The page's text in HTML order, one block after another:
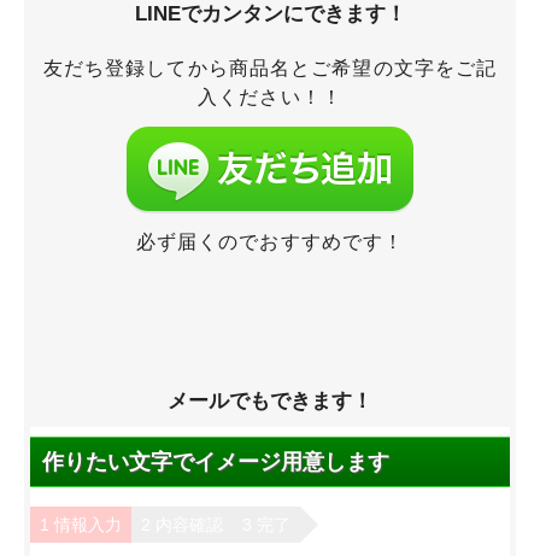
LINEでカンタンにできます！
友だち登録してから商品名とご希望の文字をご記
入ください！！
必ず届くのでおすすめです！
メールでもできます！